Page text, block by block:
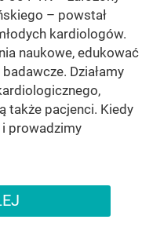
– powstał
kardiologów.
naukowe, edukować
Działamy
także pacjenci. Kiedy
i prowadzimy